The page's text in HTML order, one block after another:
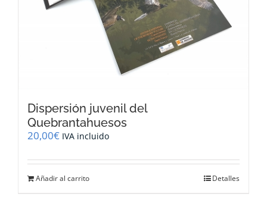
Dispersión juvenil del
Quebrantahuesos
20,00€ IVA incluido
Añadir al carrito Detalles